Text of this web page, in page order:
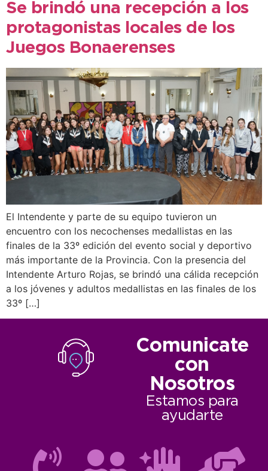
Se brindó una recepción a los
protagonistas locales de los
Juegos Bonaerenses
El Intendente y parte de su equipo tuvieron un
encuentro con los necochenses medallistas en las
finales de la 33º edición del evento social y deportivo
más importante de la Provincia. Con la presencia del
Intendente Arturo Rojas, se brindó una cálida recepción
a los jóvenes y adultos medallistas en las finales de los
33º […]
Comunicate
con
Nosotros
Estamos para
ayudarte